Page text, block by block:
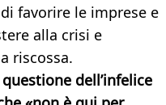
favorire le imprese e
alla crisi e
riscossa.
dell’infelice